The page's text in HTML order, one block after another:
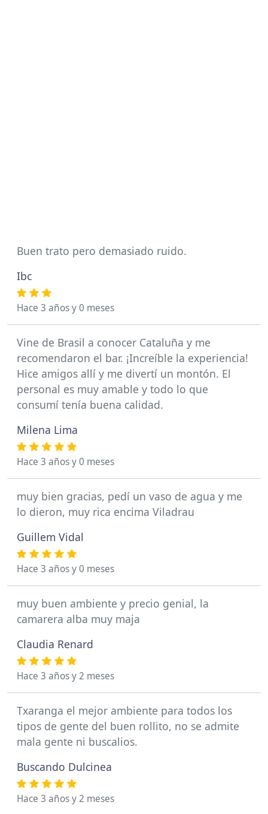
Buen trato pero demasiado ruido.
Ibc
Hace 3 años y 0 meses
Vine de Brasil a conocer Cataluña y me
recomendaron el bar. ¡Increíble la experiencia!
Hice amigos allí y me divertí un montón. El
personal es muy amable y todo lo que
consumí tenía buena calidad.
Milena Lima
Hace 3 años y 0 meses
muy bien gracias, pedí un vaso de agua y me
lo dieron, muy rica encima Viladrau
Guillem Vidal
Hace 3 años y 0 meses
muy buen ambiente y precio genial, la
camarera alba muy maja
Claudia Renard
Hace 3 años y 2 meses
Txaranga el mejor ambiente para todos los
tipos de gente del buen rollito, no se admite
mala gente ni buscalios.
Buscando Dulcinea
Hace 3 años y 2 meses